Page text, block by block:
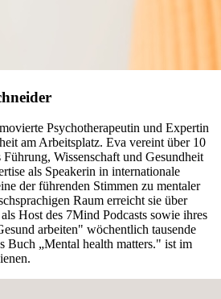
Psychotherapeutin und Expertin
am Arbeitsplatz. Eva vereint über 10
Führung, Wissenschaft und Gesundheit
als Speakerin in internationale
der führenden Stimmen zu mentaler
Raum erreicht sie über
Host des 7Mind Podcasts sowie ihres
arbeiten" wöchentlich tausende
Buch „Mental health matters." ist im